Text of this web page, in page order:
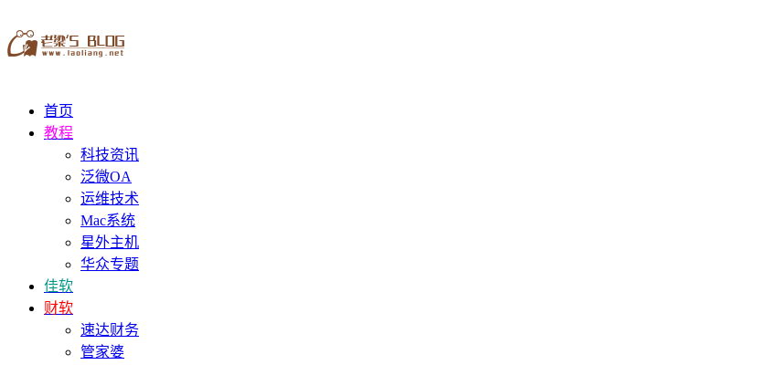
首页
教程
科技资讯
泛微OA
运维技术
Mac系统
星外主机
华众专题
佳软
财软
速达财务
管家婆